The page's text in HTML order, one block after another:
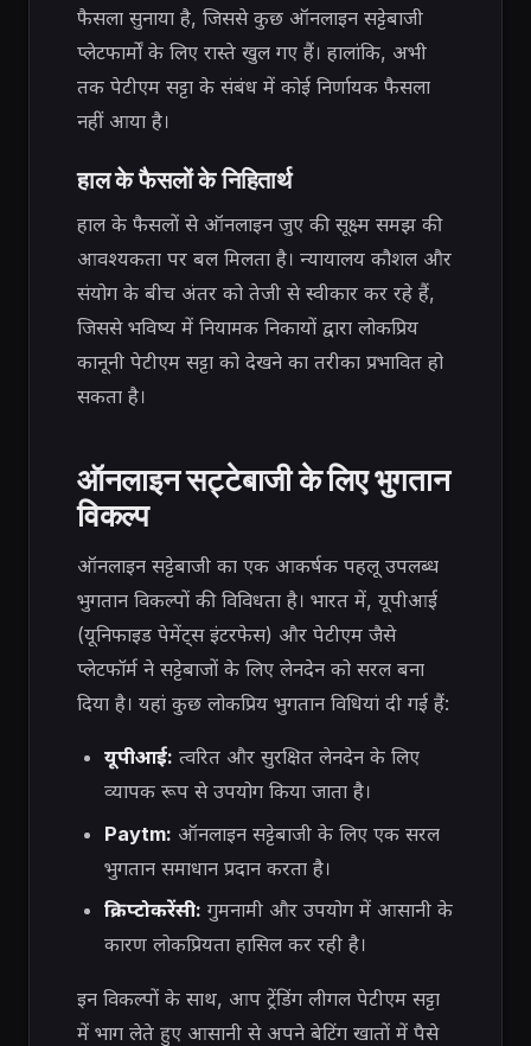
फैसला सुनाया है, जिससे कुछ ऑनलाइन सट्टेबाजी
प्लेटफार्मों के लिए रास्ते खुल गए हैं। हालांकि, अभी
तक पेटीएम सट्टा के संबंध में कोई निर्णायक फैसला
नहीं आया है।
हाल के फैसलों के निहितार्थ
हाल के फैसलों से ऑनलाइन जुए की सूक्ष्म समझ की
आवश्यकता पर बल मिलता है। न्यायालय कौशल और
संयोग के बीच अंतर को तेजी से स्वीकार कर रहे हैं,
जिससे भविष्य में नियामक निकायों द्वारा लोकप्रिय
कानूनी पेटीएम सट्टा को देखने का तरीका प्रभावित हो
सकता है।
ऑनलाइन सट्टेबाजी के लिए भुगतान
विकल्प
ऑनलाइन सट्टेबाजी का एक आकर्षक पहलू उपलब्ध
भुगतान विकल्पों की विविधता है। भारत में, यूपीआई
(यूनिफाइड पेमेंट्स इंटरफेस) और पेटीएम जैसे
प्लेटफॉर्म ने सट्टेबाजों के लिए लेनदेन को सरल बना
दिया है। यहां कुछ लोकप्रिय भुगतान विधियां दी गई हैं:
यूपीआई: त्वरित और सुरक्षित लेनदेन के लिए
व्यापक रूप से उपयोग किया जाता है।
Paytm: ऑनलाइन सट्टेबाजी के लिए एक सरल
भुगतान समाधान प्रदान करता है।
क्रिप्टोकरेंसी: गुमनामी और उपयोग में आसानी के
कारण लोकप्रियता हासिल कर रही है।
इन विकल्पों के साथ, आप ट्रेंडिंग लीगल पेटीएम सट्टा
में भाग लेते हुए आसानी से अपने बेटिंग खातों में पैसे